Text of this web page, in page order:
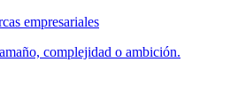
empresariales
complejidad o ambición.